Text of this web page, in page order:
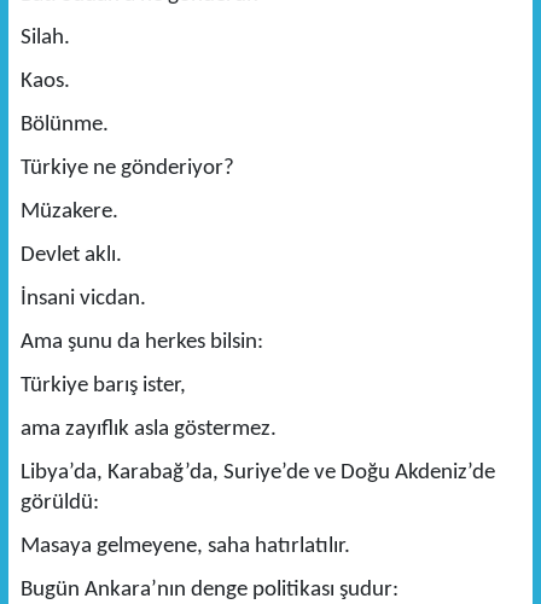
Silah.
Kaos.
Bölünme.
Türkiye ne gönderiyor?
Müzakere.
Devlet aklı.
İnsani vicdan.
Ama şunu da herkes bilsin:
Türkiye barış ister,
ama zayıflık asla göstermez.
Libya’da, Karabağ’da, Suriye’de ve Doğu Akdeniz’de
görüldü:
Masaya gelmeyene, saha hatırlatılır.
Bugün Ankara’nın denge politikası şudur: